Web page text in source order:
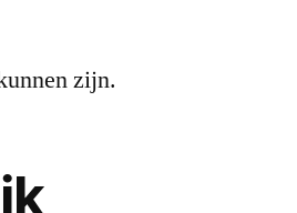
zijn.